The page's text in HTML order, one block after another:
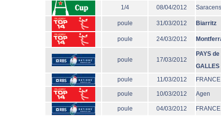
1/4 08/04/2012 Saracens
poule 31/03/2012 Biarritz
poule 24/03/2012
poule 17/03/2012
PAYS de
GALLES
poule
11/03/2012 FRANCE
poule 10/03/2012 Agen
poule 04/03/2012 FRANCE